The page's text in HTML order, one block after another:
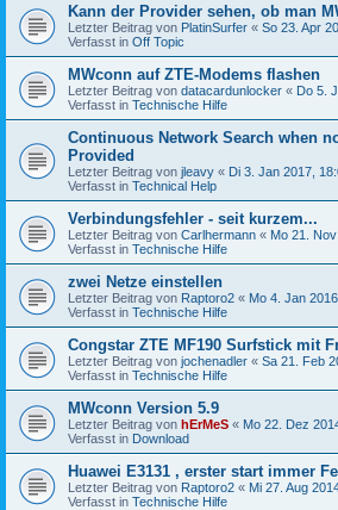
Kann der Provider sehen, ob man
Letzter Beitrag von PlatinSurfer « So 23. Apr
Verfasst in Off Topic
MWconn auf ZTE-Modems flashen
Letzter Beitrag von datacardunlocker « Do 5.
Verfasst in Technische Hilfe
Continuous Network Search when
Provided
Letzter Beitrag von jleavy « Di 3. Jan 2017,
Verfasst in Technical Help
Verbindungsfehler - seit kurzem...
Letzter Beitrag von Carlhermann « Mo 21.
Verfasst in Technische Hilfe
zwei Netze einstellen
Letzter Beitrag von Raptoro2 « Mo 4. Jan
Verfasst in Technische Hilfe
Congstar ZTE MF190 Surfstick mit
Letzter Beitrag von jochenadler « Sa 21. Feb
Verfasst in Technische Hilfe
MWconn Version 5.9
Letzter Beitrag von hErMeS « Mo 22. Dez
Verfasst in Download
Huawei E3131 , erster start immer
Letzter Beitrag von Raptoro2 « Mi 27. Aug
Verfasst in Technische Hilfe